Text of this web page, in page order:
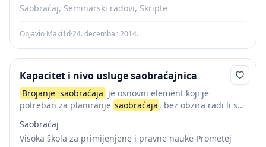
Saobraćaj, Seminarski radovi, Skripte
Objavio Maki1d·24. decembar 2014.
Kapacitet i nivo usluge saobraćajnica
Brojanje saobraćaja je osnovni element koji je
potreban za planiranje saobraćaja , bez obzira radi li se
oblikovanju neke saobraćajne raskrsnice, ukoliko se
brojanjeponavlja...
Saobraćaj
Visoka škola za primijenjene i pravne nauke Prometej